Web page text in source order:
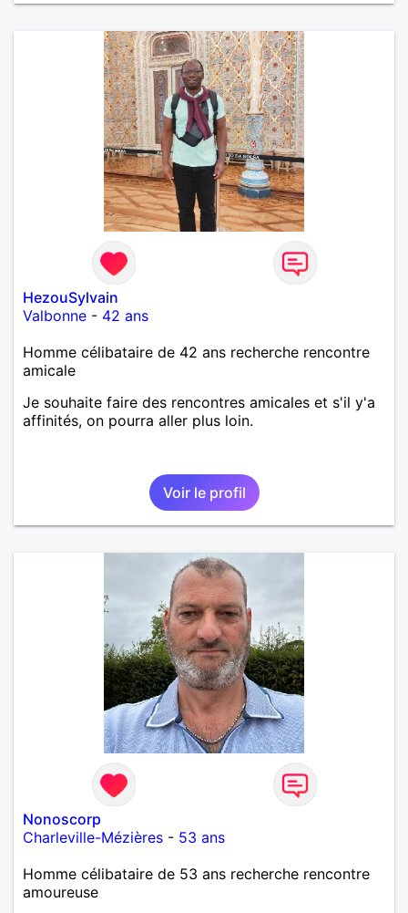
HezouSylvain
Valbonne - 42 ans
Homme célibataire de 42 ans recherche rencontre
amicale
Je souhaite faire des rencontres amicales et s'il y'a
affinités, on pourra aller plus loin.
Voir le profil
Nonoscorp
Charleville-Mézières - 53 ans
Homme célibataire de 53 ans recherche rencontre
amoureuse